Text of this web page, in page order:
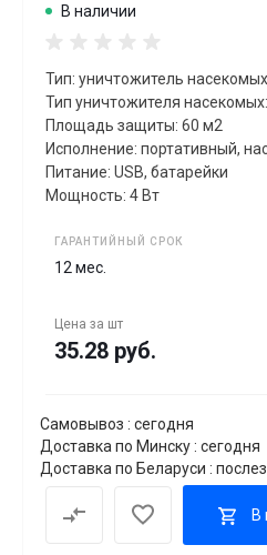
В наличии
Тип: уничтожитель насекомых
Тип уничтожителя
Площадь защиты: 60 м2
Исполнение: портативный,
Питание: USB, батарейки
Мощность: 4 Вт
ГАРАНТИЙНЫЙ СРОК
12 мес.
Цена за шт
35.28 руб.
Самовывоз : сегодня
Доставка по Минску : сегодня
Доставка по Беларуси :
В